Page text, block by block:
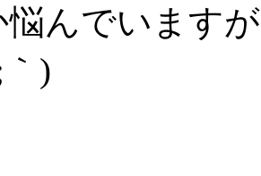
悩んでいます
)